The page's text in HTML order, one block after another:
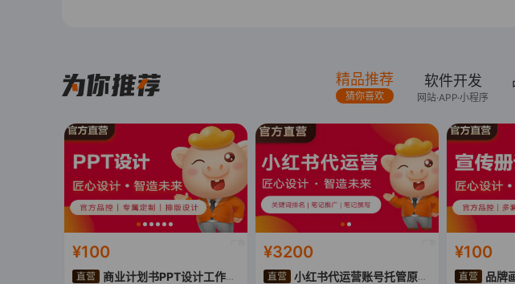
精品推荐
猜你喜欢
软件开发
网站·APP·小程序
¥100
商业计划书PPT设计工作汇报路演招商定制ppt
¥3200
小红书代运营账号托管原创笔记发布达人推广薯条投放
¥100
品牌画册设